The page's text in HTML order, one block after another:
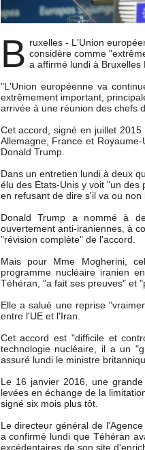
B ruxelles - L'Union
considère comme
a affirmé lundi à Bruxelles
"L'Union européenne va
extrêmement important,
arrivée à une réunion des chefs
Cet accord, signé en juillet
Allemagne, France et
Donald Trump.
Dans un entretien lundi à deux
élu des Etats-Unis y voit "un
en refusant de dire s'il va ou non
Donald Trump a nommé à
ouvertement anti-iraniennes, à
"révision complète" de l'accord.
Mais pour Mme Mogherini,
programme nucléaire iranien
Téhéran, "a fait ses preuves" et
Elle a salué une reprise
entre l'UE et l'Iran.
Cet accord est "difficile et
technologie nucléaire, il a un
assuré lundi le ministre
Le 16 janvier 2016, une
levées en échange de la
signé six mois plus tôt.
Le directeur général de
a confirmé lundi que Téhéran
excédentaires de son site